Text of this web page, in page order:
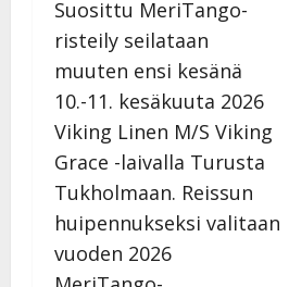
Suosittu MeriTango-
risteily seilataan
muuten ensi kesänä
10.-11. kesäkuuta 2026
Viking Linen M/S Viking
Grace -laivalla Turusta
Tukholmaan. Reissun
huipennukseksi valitaan
vuoden 2026